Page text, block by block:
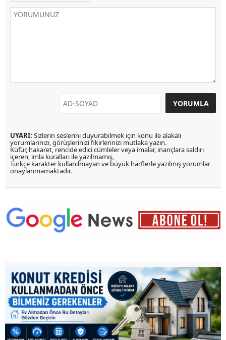
UYARI: Sizlerin seslerini duyurabilmek için konu ile alakalı
yorumlarınızı, görüşlerinizi fikirlerinizi mutlaka yazın.
Küfür, hakaret, rencide edici cümleler veya imalar, inançlara saldırı
içeren, imla kuralları ile yazılmamış,
Türkçe karakter kullanılmayan ve büyük harflerle yazılmış yorumlar
onaylanmamaktadır.